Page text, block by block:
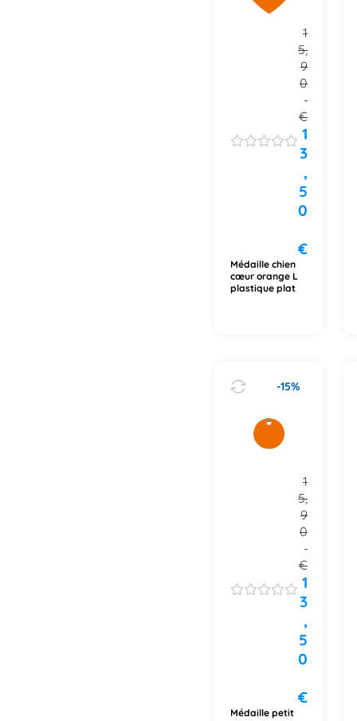
1
5,
9
0
€
1
3
,
5
0
€
Médaille chien
cœur orange L
plastique plat
-15%
1
5,
9
0
€
1
3
,
5
0
€
Médaille petit